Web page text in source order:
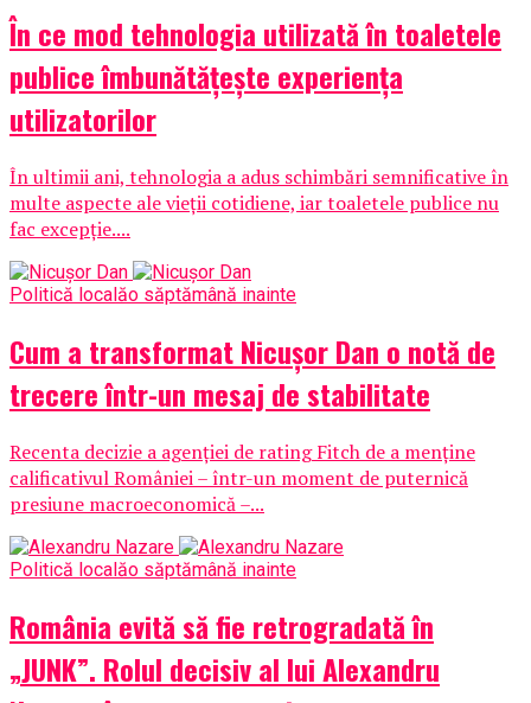
În ce mod tehnologia utilizată în toaletele
publice îmbunătățește experiența
utilizatorilor
În ultimii ani, tehnologia a adus schimbări semnificative în
multe aspecte ale vieții cotidiene, iar toaletele publice nu
fac excepție....
Politică localăo săptămână inainte
Cum a transformat Nicușor Dan o notă de
trecere într-un mesaj de stabilitate
Recenta decizie a agenției de rating Fitch de a menține
calificativul României – într-un moment de puternică
presiune macroeconomică –...
Politică localăo săptămână inainte
România evită să fie retrogradată în
„JUNK”. Rolul decisiv al lui Alexandru